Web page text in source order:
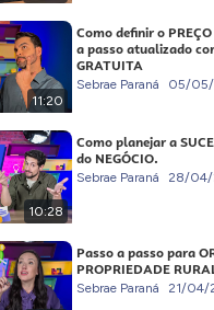
11:20
Como definir o
a passo atualizado
GRATUITA
Sebrae Paraná 05/
10:28
Como planejar a
do NEGÓCIO.
Sebrae Paraná 28/
Passo a passo para
PROPRIEDADE
Sebrae Paraná 21/04/